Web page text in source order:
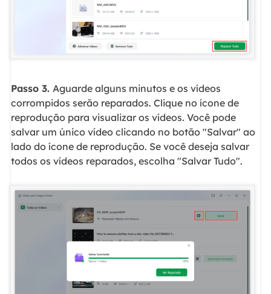
Passo 3. Aguarde alguns minutos e os vídeos
corrompidos serão reparados. Clique no ícone de
reprodução para visualizar os vídeos. Você pode
salvar um único vídeo clicando no botão "Salvar" ao
lado do ícone de reprodução. Se você deseja salvar
todos os vídeos reparados, escolha "Salvar Tudo".